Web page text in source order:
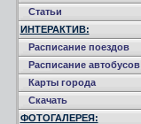
Статьи
ИНТЕРАКТИВ:
Расписание поездов
Расписание автобусов
Карты города
Скачать
ФОТОГАЛЕРЕЯ: